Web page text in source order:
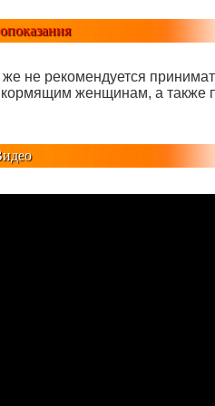
не рекомендуется
женщинам, а также